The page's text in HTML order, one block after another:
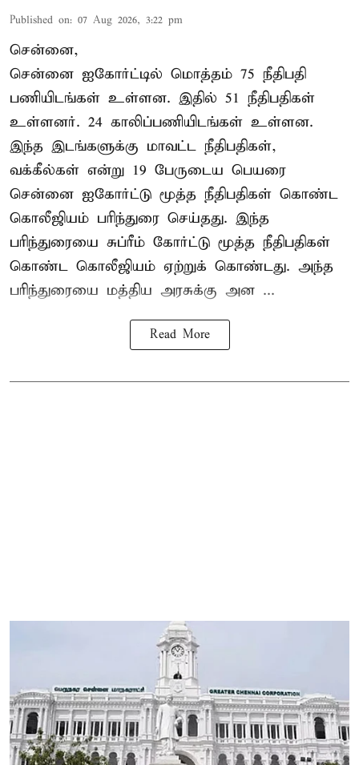
Published on: 07 Aug 2026, 3:22 pm
சென்னை,
சென்னை ஐகோர்ட்டில் மொத்தம் 75 நீதிபதி
பணியிடங்கள் உள்ளன. இதில் 51 நீதிபதிகள்
உள்ளனர். 24 காலிப்பணியிடங்கள் உள்ளன.
இந்த இடங்களுக்கு மாவட்ட நீதிபதிகள்,
வக்கீல்கள் என்று 19 பேருடைய பெயரை
சென்னை ஐகோர்ட்டு மூத்த நீதிபதிகள் கொண்ட
கொலீஜியம் பரிந்துரை செய்தது. இந்த
பரிந்துரையை சுப்ரீம் கோர்ட்டு மூத்த நீதிபதிகள்
கொண்ட கொலீஜியம் ஏற்றுக் கொண்டது. அந்த
பரிந்துரையை மத்திய அரசுக்கு அன ...
Read More